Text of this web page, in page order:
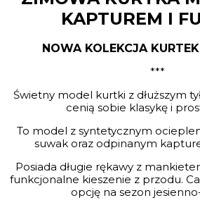
KAPTUREM I
NOWA KOLEKCJA
***
Świetny model kurtki z dłuższym
cenią sobie klasykę i
To model z syntetycznym
suwak oraz odpinanym
Posiada długie rękawy z
funkcjonalne kieszenie z przodu.
opcję na sezon